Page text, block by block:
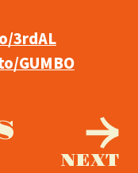
3rdAL
GUMBO
NEXT